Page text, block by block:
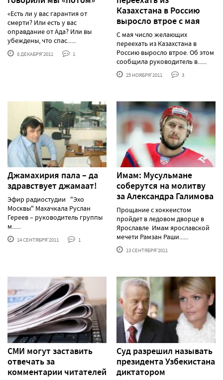
«Есть ли у вас гарантия от
смерти? Или есть у вас
оправдание от Ада? Или вы
убеждены, что спас......
8 ДЕКАБРЯ'2011 1
Казахстана в Россию
выросло втрое с мая
С мая число желающих
переехать из Казахстана в
Россию выросло втрое. Об этом
сообщила руководитель в......
25 НОЯБРЯ'2011 3
Джамахирия пала – да
здравствует джамаат!
Эфир радиостудии "Эхо
Москвы" Махачкала Руслан
Гереев – руководитель группы
м......
14 СЕНТЯБРЯ'2011 1
Имам: Мусульмане
соберутся на молитву
за Александра Галимова
Прощание с хоккеистом
пройдет в ледовом дворце в
Ярославле Имам ярославской
мечети Рамзан Раши......
13 СЕНТЯБРЯ'2011
СМИ могут заставить
отвечать за
комментарии читателей
Суд разрешил называть
президента Узбекистана
диктатором